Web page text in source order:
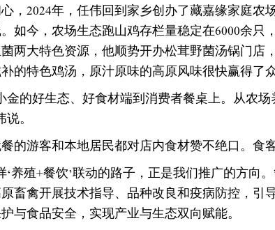
，2024年，任伟回到家乡创办了藏嘉缘家庭
如今，农场生态跑山鸡存栏量稳定在6000余
两大特色资源，他顺势开办松茸野菌汤锅门
的特色鸡汤，原汁原味的高原风味很快赢得了
金的好生态、好食材端到消费者餐桌上。从农
。
的游客和本地居民都对店内食材赞不绝口。
‘养殖+餐饮’联动的路子，正是我们推广的方
畜禽开展技术指导、品种改良和疫病防控，
与食品安全，实现产业与生态双向赋能。